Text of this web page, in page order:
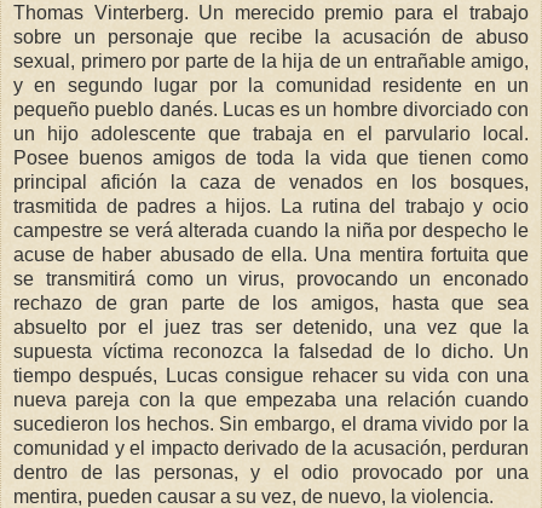
Thomas Vinterberg. Un merecido premio para el trabajo
sobre un personaje que recibe la acusación de abuso
sexual, primero por parte de la hija de un entrañable amigo,
y en segundo lugar por la comunidad residente en un
pequeño pueblo danés. Lucas es un hombre divorciado con
un hijo adolescente que trabaja en el parvulario local.
Posee buenos amigos de toda la vida que tienen como
principal afición la caza de venados en los bosques,
trasmitida de padres a hijos. La rutina del trabajo y ocio
campestre se verá alterada cuando la niña por despecho le
acuse de haber abusado de ella. Una mentira fortuita que
se transmitirá como un virus, provocando un enconado
rechazo de gran parte de los amigos, hasta que sea
absuelto por el juez tras ser detenido, una vez que la
supuesta víctima reconozca la falsedad de lo dicho. Un
tiempo después, Lucas consigue rehacer su vida con una
nueva pareja con la que empezaba una relación cuando
sucedieron los hechos. Sin embargo, el drama vivido por la
comunidad y el impacto derivado de la acusación, perduran
dentro de las personas, y el odio provocado por una
mentira, pueden causar a su vez, de nuevo, la violencia.